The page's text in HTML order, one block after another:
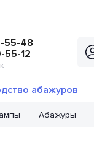
55-48
55-12
Абажуры
абажуров